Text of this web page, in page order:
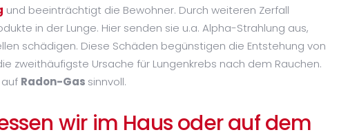
und beeinträchtigt die Bewohner. Durch weiteren Zerfall
in der Lunge. Hier senden sie u.a. Alpha-Strahlung aus,
schädigen. Diese Schäden begünstigen die Entstehung von
zweithäufigste Ursache für Lungenkrebs nach dem Rauchen.
Radon-Gas sinnvoll.
wir im Haus oder auf dem